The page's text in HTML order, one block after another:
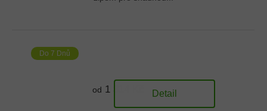
Do 7 Dnů
od 1 314 Kč Detail